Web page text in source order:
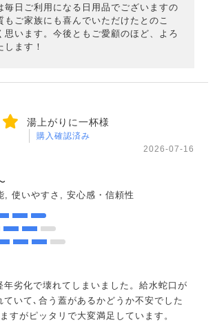
毎日ご利用になる日用品でございますの
もご家族にも喜んでいただけたとのこ
思います。今後ともご愛顧のほど、よろ
します！
湯上がりに一杯様
購入確認済み
2026-07-16
, 使いやすさ, 安心感・信頼性
年劣化で壊れてしまいました。給水蛇口が
ていて､合う蓋があるかどうか不安でした
すがピッタリで大変満足しています。